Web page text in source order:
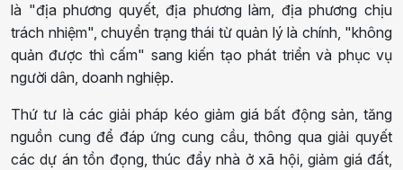
là "địa phương quyết, địa phương làm, địa phương chịu
trách nhiệm", chuyển trạng thái từ quản lý là chính, "không
quản được thì cấm" sang kiến tạo phát triển và phục vụ
người dân, doanh nghiệp.
Thứ tư là các giải pháp kéo giảm giá bất động sản, tăng
nguồn cung để đáp ứng cung cầu, thông qua giải quyết
các dự án tồn đọng, thúc đẩy nhà ở xã hội, giảm giá đất,